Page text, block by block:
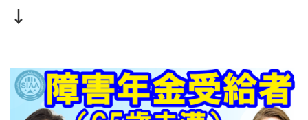
↓